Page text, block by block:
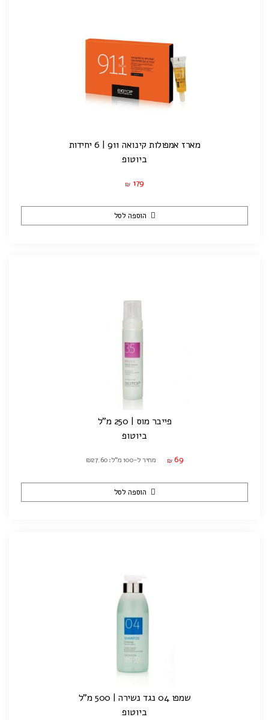
מארז אמפולות קינואה 911 | 6 יחידות
ביוטופ
₪ 179
הוספה לסל
פייבר מוס | 250 מ"ל
ביוטופ
₪ 69 מחיר ל-100 מ"ל: ₪27.60
הוספה לסל
שמפו 04 נגד נשירה | 500 מ"ל
ביוטופ